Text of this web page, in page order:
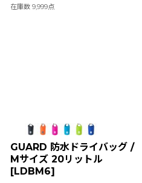
在庫数 9,999点
GUARD 防水ドライバッグ /
Mサイズ 20リットル
[LDBM6]